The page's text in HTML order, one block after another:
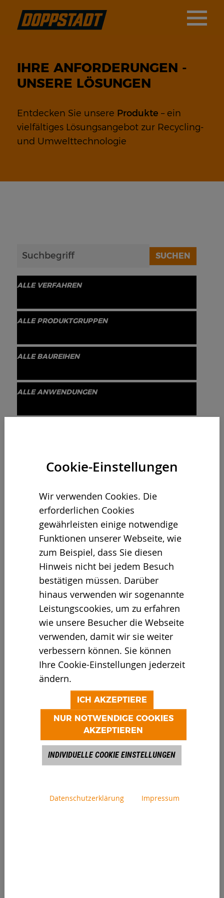
Cookie-Einstellungen
Wir verwenden Cookies. Die
erforderlichen Cookies
gewährleisten einige notwendige
Funktionen unserer Webseite, wie
zum Beispiel, dass Sie diesen
Hinweis nicht bei jedem Besuch
bestätigen müssen. Darüber
hinaus verwenden wir sogenannte
Leistungscookies, um zu erfahren
wie unsere Besucher die Webseite
verwenden, damit wir sie weiter
verbessern können. Sie können
Ihre Cookie-Einstellungen jederzeit
ändern.
ICH AKZEPTIERE
NUR NOTWENDIGE COOKIES
AKZEPTIEREN
INDIVIDUELLE COOKIE EINSTELLUNGEN
Datenschutzerklärung Impressum
IHRE ANFORDERUNGEN -
UNSERE LÖSUNGEN
Entdecken Sie unsere Produkte – ein
vielfältiges Lösungsangebot zur Recycling-
und Umwelttechnologie
SUCHEN
ALLE VERFAHREN
ALLE PRODUKTGRUPPEN
ALLE BAUREIHEN
ALLE ANWENDUNGEN
SMART SCREENING
Trommel Line
SM 518.3
TROMMEL LINE